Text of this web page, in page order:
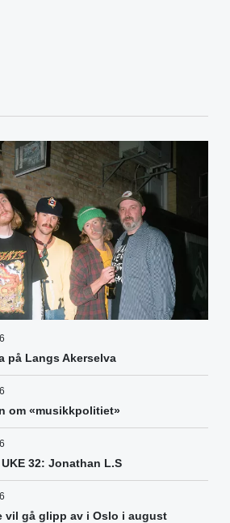
på Langs Akerselva
om «musikkpolitiet»
UKE 32: Jonathan L.S
vil gå glipp av i Oslo i august